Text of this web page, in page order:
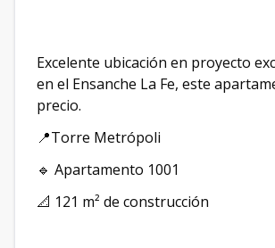
Excelente ubicación en proyecto
en el Ensanche La Fe, este
precio.
📍Torre Metrópoli
🔹 Apartamento 1001
📐 121 m² de construcción